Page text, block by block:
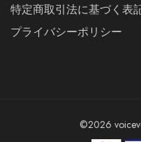
特定商取引法に基づく表
プライバシーポリシー
©2026